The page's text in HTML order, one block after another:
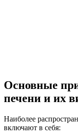
Основные
печени и их
Наиболее
включают в себя: